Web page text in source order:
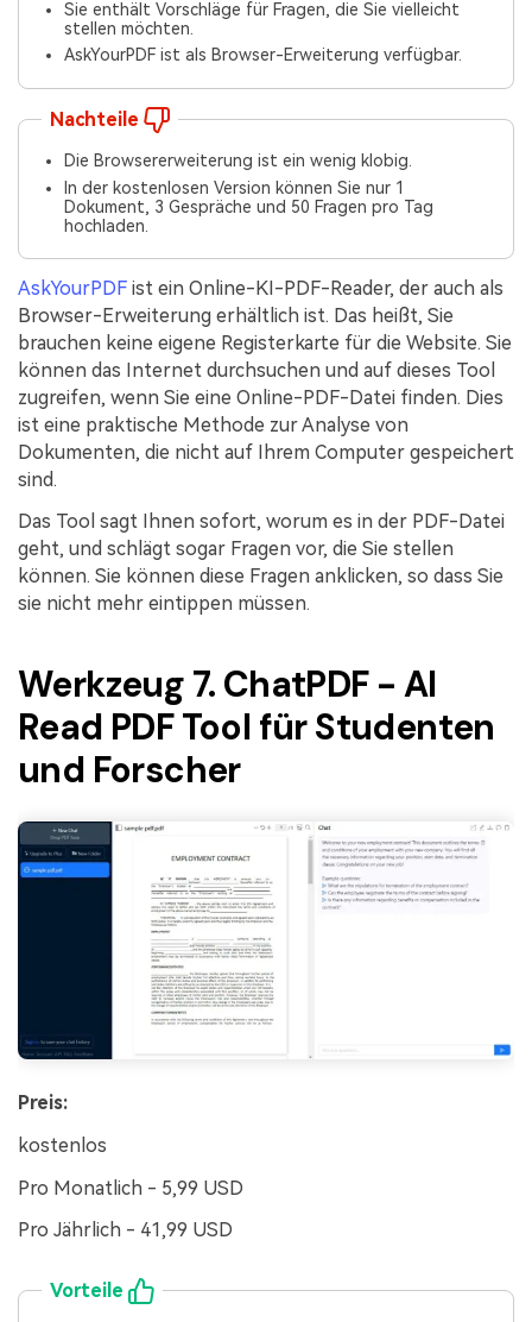
Sie enthält Vorschläge für Fragen, die Sie vielleicht
stellen möchten.
AskYourPDF ist als Browser-Erweiterung verfügbar.
Nachteile
Die Browsererweiterung ist ein wenig klobig.
In der kostenlosen Version können Sie nur 1
Dokument, 3 Gespräche und 50 Fragen pro Tag
hochladen.
AskYourPDF ist ein Online-KI-PDF-Reader, der auch als
Browser-Erweiterung erhältlich ist. Das heißt, Sie
brauchen keine eigene Registerkarte für die Website. Sie
können das Internet durchsuchen und auf dieses Tool
zugreifen, wenn Sie eine Online-PDF-Datei finden. Dies
ist eine praktische Methode zur Analyse von
Dokumenten, die nicht auf Ihrem Computer gespeichert
sind.
Das Tool sagt Ihnen sofort, worum es in der PDF-Datei
geht, und schlägt sogar Fragen vor, die Sie stellen
können. Sie können diese Fragen anklicken, so dass Sie
sie nicht mehr eintippen müssen.
Werkzeug 7. ChatPDF - AI
Read PDF Tool für Studenten
und Forscher
Preis:
kostenlos
Pro Monatlich - 5,99 USD
Pro Jährlich - 41,99 USD
Vorteile